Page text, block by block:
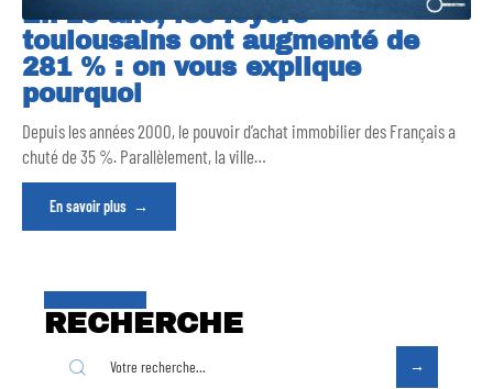
En 20 ans, les loyers
toulousains ont augmenté de
281 % : on vous explique
pourquoi
Depuis les années 2000, le pouvoir d’achat immobilier des Français a
chuté de 35 %. Parallèlement, la ville…
En savoir plus
RECHERCHE